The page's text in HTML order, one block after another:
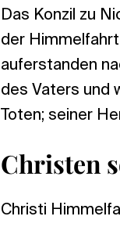
Das Konzil zu
der
auferstanden
des Vaters und
Toten; seiner
Christen
Christi